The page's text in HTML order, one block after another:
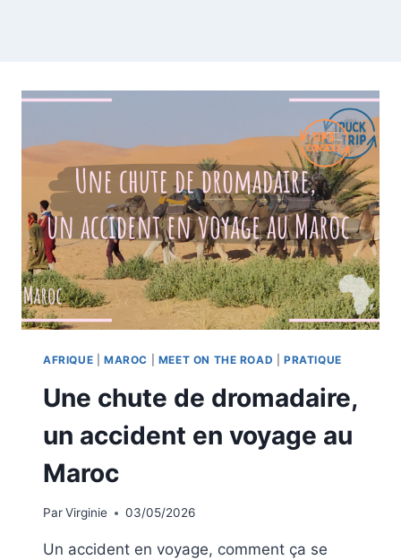
AFRIQUE MAROC MEET ON THE ROAD |PRATIQUE
Une chute de dromadaire,
un accident en voyage au
Maroc
ParVirginie 03/05/2026
Un accident en voyage, comment ça se